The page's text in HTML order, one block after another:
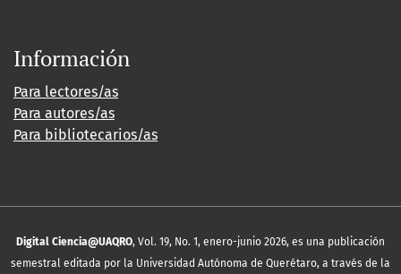
Información
Para lectores/as
Para autores/as
Para bibliotecarios/as
Digital Ciencia@UAQRO, Vol. 19, No. 1, enero-junio 2026, es una publicación
semestral editada por la Universidad Autónoma de Querétaro, a través de la